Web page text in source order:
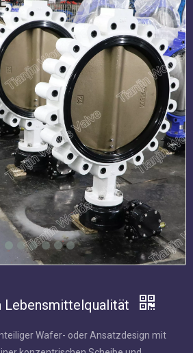
Lebensmittelqualität
Wafer- oder Ansatzdesign mit
Körper vollständig einkapseln, der den
erforderlich. Diese